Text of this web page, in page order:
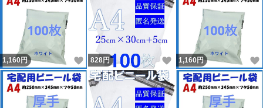
1,160円 いいね！
828円 いいね！
1,160円